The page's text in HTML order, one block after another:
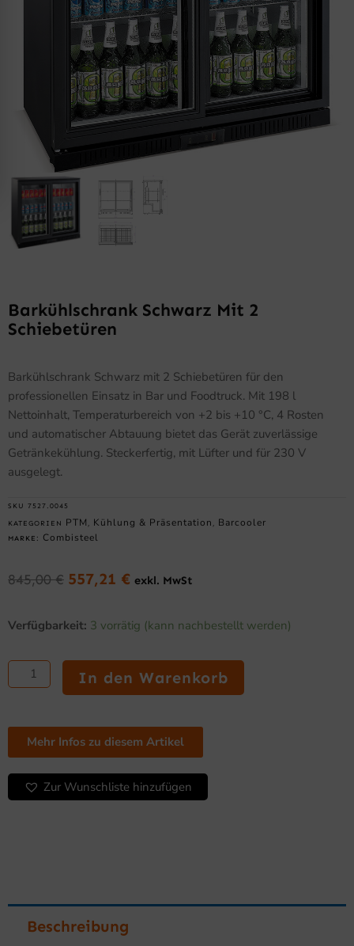
Barkühlschrank Schwarz Mit 2
Schiebetüren
Barkühlschrank Schwarz mit 2 Schiebetüren für den
professionellen Einsatz in Bar und Foodtruck. Mit 198 l
Nettoinhalt, Temperaturbereich von +2 bis +10 °C, 4 Rosten
und automatischer Abtauung bietet das Gerät zuverlässige
Getränkekühlung. Steckerfertig, mit Lüfter und für 230 V
ausgelegt.
SKU 7527.0045
KATEGORIEN PTM , Kühlung & Präsentation , Barcooler
MARKE: Combisteel
845,00€ Ursprünglicher
war:
557,21 € Aktueller
ist:
557,21 €.
exkl. MwSt
Verfügbarkeit: 3 vorrätig (kann nachbestellt werden)
Schwarz
2
SchiebetürenIn den Warenkorb
Mehr Infos zu diesem Artikel
Zur Wunschliste hinzufügen
Beschreibung